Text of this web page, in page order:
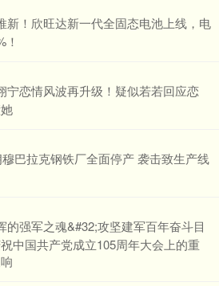
新！欣旺达新一代全固态电池上线，电
宁恋情风波再升级！疑似若若回应恋
巴拉克钢铁厂全面停产 袭击致生产线
的强军之魂&#32;攻坚建军百年奋斗目
中国共产党成立105周年大会上的重